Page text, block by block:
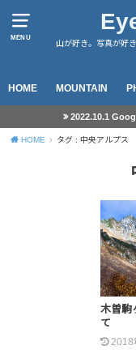
MENU
山が好き。写真が好
HOME MOUNTAIN
2022.10.1
HOME タグ : 中央アルプス
木曽駒
て
2018